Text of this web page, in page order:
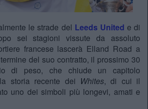
le strade del Leeds United e di
sei stagioni vissute da assoluto
francese lascerà Elland Road a
del suo contratto, il prossimo 30
di peso, che chiude un capitolo
storia recente dei Whites, di cui il
uno dei simboli più longevi, amati e